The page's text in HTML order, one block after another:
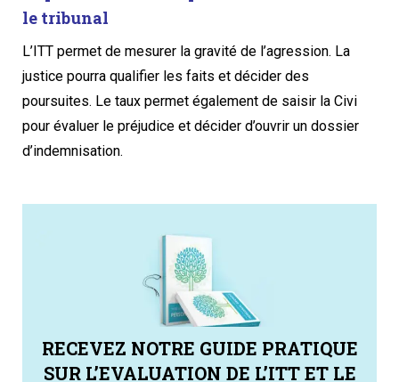
le tribunal
L’ITT permet de mesurer la gravité de l’agression. La
justice pourra qualifier les faits et décider des
poursuites. Le taux permet également de saisir la Civi
pour évaluer le préjudice et décider d’ouvrir un dossier
d’indemnisation.
RECEVEZ NOTRE GUIDE PRATIQUE
SUR L’EVALUATION DE L’ITT ET LE